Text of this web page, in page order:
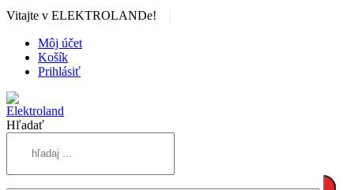
Vitajte v ELEKTROLANDe!
Môj účet
Košík
Prihlásiť
Hľadať